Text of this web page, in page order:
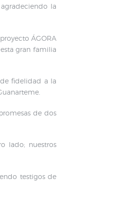
la
ÁGORA
gran familia
fidelidad a la
de dos
lado; nuestros
testigos de